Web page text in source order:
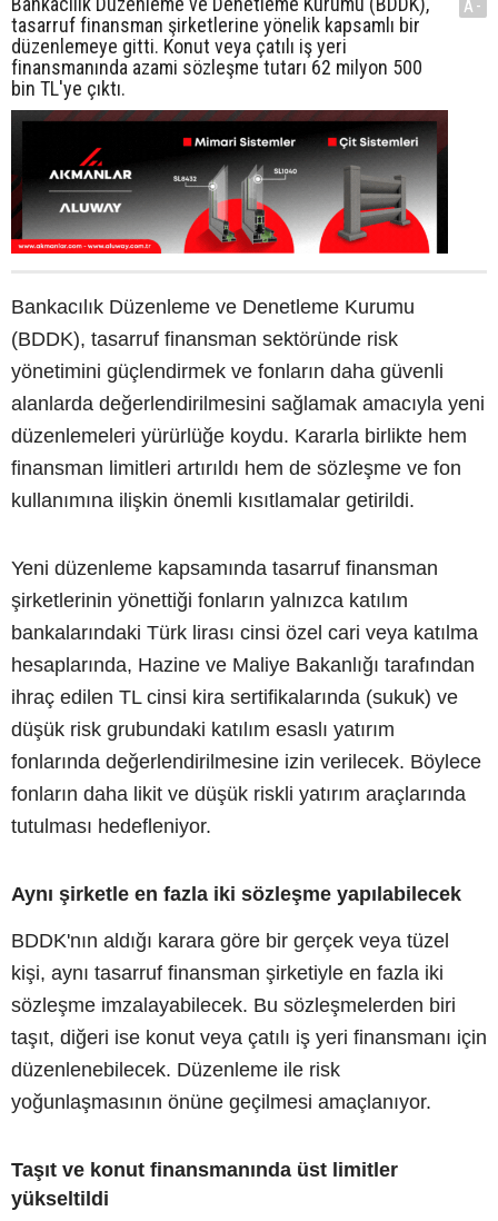
tasarruf finansman şirketlerine yönelik kapsamlı bir
düzenlemeye gitti. Konut veya çatılı iş yeri
finansmanında azami sözleşme tutarı 62 milyon 500
bin TL'ye çıktı.
A-
Bankacılık Düzenleme ve Denetleme Kurumu
(BDDK), tasarruf finansman sektöründe risk
yönetimini güçlendirmek ve fonların daha güvenli
alanlarda değerlendirilmesini sağlamak amacıyla yeni
düzenlemeleri yürürlüğe koydu. Kararla birlikte hem
finansman limitleri artırıldı hem de sözleşme ve fon
kullanımına ilişkin önemli kısıtlamalar getirildi.
Yeni düzenleme kapsamında tasarruf finansman
şirketlerinin yönettiği fonların yalnızca katılım
bankalarındaki Türk lirası cinsi özel cari veya katılma
hesaplarında, Hazine ve Maliye Bakanlığı tarafından
ihraç edilen TL cinsi kira sertifikalarında (sukuk) ve
düşük risk grubundaki katılım esaslı yatırım
fonlarında değerlendirilmesine izin verilecek. Böylece
fonların daha likit ve düşük riskli yatırım araçlarında
tutulması hedefleniyor.
Aynı şirketle en fazla iki sözleşme yapılabilecek
BDDK'nın aldığı karara göre bir gerçek veya tüzel
kişi, aynı tasarruf finansman şirketiyle en fazla iki
sözleşme imzalayabilecek. Bu sözleşmelerden biri
taşıt, diğeri ise konut veya çatılı iş yeri finansmanı için
düzenlenebilecek. Düzenleme ile risk
yoğunlaşmasının önüne geçilmesi amaçlanıyor.
Taşıt ve konut finansmanında üst limitler
yükseltildi